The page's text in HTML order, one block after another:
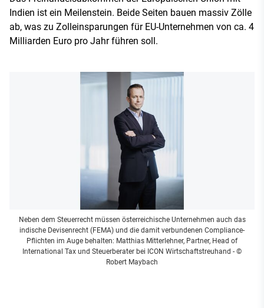
Indien ist ein Meilenstein. Beide Seiten bauen massiv Zölle
ab, was zu Zolleinsparungen für EU-Unternehmen von ca. 4
Milliarden Euro pro Jahr führen soll.
Neben dem Steuerrecht müssen österreichische Unternehmen auch das
indische Devisenrecht (FEMA) und die damit verbundenen Compliance-
Pflichten im Auge behalten: Matthias Mitterlehner, Partner, Head of
International Tax und Steuerberater bei ICON Wirtschaftstreuhand - ©
Robert Maybach